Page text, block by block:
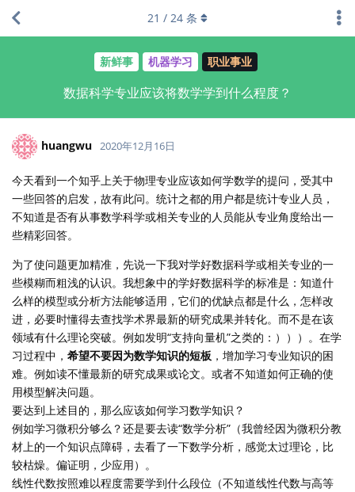
新鲜事 机器学习 职业事业
数据科学专业应该将数学学到什么程度？
21 / 24 条
huangwu 2020年12月16日
今天看到一个知乎上关于物理专业应该如何学数学的提问，受其中
一些回答的启发，故有此问。统计之都的用户都是统计专业人员，
不知道是否有从事数学科学或相关专业的人员能从专业角度给出一
些精彩回答。
为了使问题更加精准，先说一下我对学好数据科学或相关专业的一
些模糊而粗浅的认识。我想象中的学好数据科学的标准是：知道什
么样的模型或分析方法能够适用，它们的优缺点都是什么，怎样改
进，必要时懂得去查找学术界最新的研究成果并转化。而不是在该
领域有什么理论突破。例如发明“支持向量机”之类的：）））。在学
习过程中， 希望不要因为数学知识的短板 ，增加学习专业知识的困
难。例如读不懂最新的研究成果或论文。或者不知道如何正确的使
用模型解决问题。
要达到上述目的，那么应该如何学习数学知识？
例如学习微积分够么？还是要去读“数学分析”（我曾经因为微积分教
材上的一个知识点障碍，去看了一下数学分析，感觉太过理论，比
较枯燥。偏证明，少应用）。
线性代数按照难以程度需要学到什么段位（不知道线性代数与高等